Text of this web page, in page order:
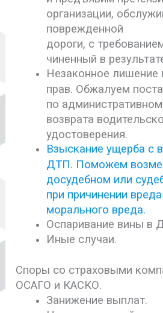
организации,
поврежденной
дороги, с
чиненный в
Незаконное лишение
прав. Обжалуем
по
возврата
удостоверения.
Взыскание ущерба с
ДТП. Поможем
досудебном или
при причинении
морального вреда.
Оспаривание вины в
Иные случаи.
Споры со страховыми
ОСАГО и КАСКО.
Занижение выплат.